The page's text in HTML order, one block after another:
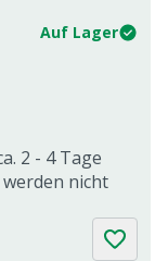
Auf Lager
2 - 4 Tage
nicht